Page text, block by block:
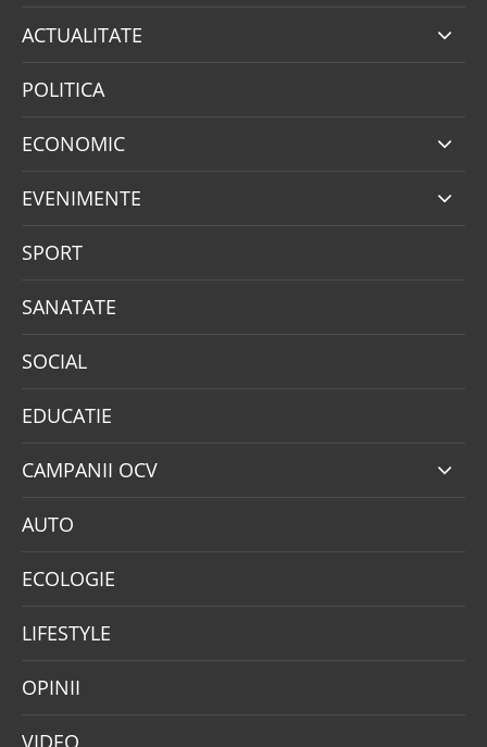
ACTUALITATE
POLITICA
ECONOMIC
EVENIMENTE
SPORT
SANATATE
SOCIAL
EDUCATIE
CAMPANII OCV
AUTO
ECOLOGIE
LIFESTYLE
OPINII
VIDEO